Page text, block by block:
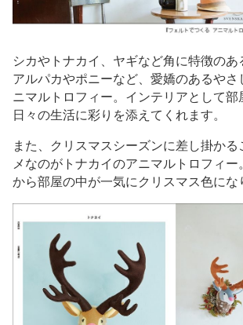
シカやトナカイ、ヤギなど角に特徴のあ
アルパカやポニーなど、愛嬌のあるや
ニマルトロフィー。インテリアとして
日々の生活に彩りを添えてくれます。
また、クリスマスシーズンに差し掛か
メなのがトナカイのアニマルトロフィ
から部屋の中が一気にクリスマス色にな